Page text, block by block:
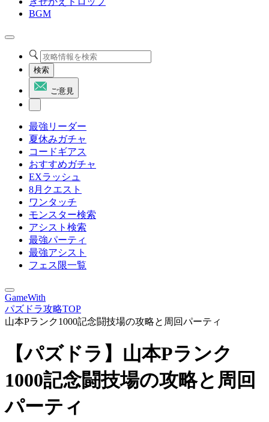
BGM
検索
ご意見
最強リーダー
夏休みガチャ
コードギアス
おすすめガチャ
EXラッシュ
8月クエスト
ワンタッチ
モンスター検索
アシスト検索
最強パーティ
最強アシスト
フェス限一覧
GameWith
パズドラ攻略TOP
山本Pランク1000記念闘技場の攻略と周回パーティ
【パズドラ】山本Pランク
1000記念闘技場の攻略と周回
パーティ